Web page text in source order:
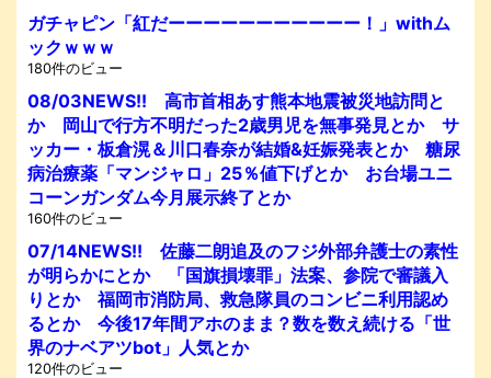
ガチャピン「紅だーーーーーーーーーーー！」withム
ックｗｗｗ
180件のビュー
08/03NEWS!! 高市首相あす熊本地震被災地訪問と
か 岡山で行方不明だった2歳男児を無事発見とか サ
ッカー・板倉滉＆川口春奈が結婚&妊娠発表とか 糖尿
病治療薬「マンジャロ」25％値下げとか お台場ユニ
コーンガンダム今月展示終了とか
160件のビュー
07/14NEWS!! 佐藤二朗追及のフジ外部弁護士の素性
が明らかにとか 「国旗損壊罪」法案、参院で審議入
りとか 福岡市消防局、救急隊員のコンビニ利用認め
るとか 今後17年間アホのまま？数を数え続ける「世
界のナベアツbot」人気とか
120件のビュー